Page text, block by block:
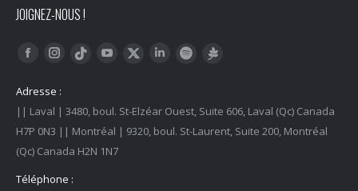
JOIGNEZ-NOUS !
Trouvez nous sur :
FacebookInstagram
Tiktok YouTubeTwitter LinkedInSpotify
Adresse :
|| Laval | 3480, boul. St-Elzéar Ouest, Suite 606, Laval (Qc) Canada
H7P 0N3 || Montréal | 9320, boul. St-Laurent, Suite 200, Montréal
(Qc) Canada H2N 1N7
Téléphone :